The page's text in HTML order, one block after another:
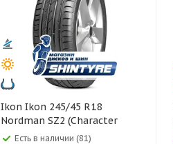
Ikon Ikon 245/45 R18
Nordman SZ2 (Character
Ultra) 100W
Есть в наличии (81)